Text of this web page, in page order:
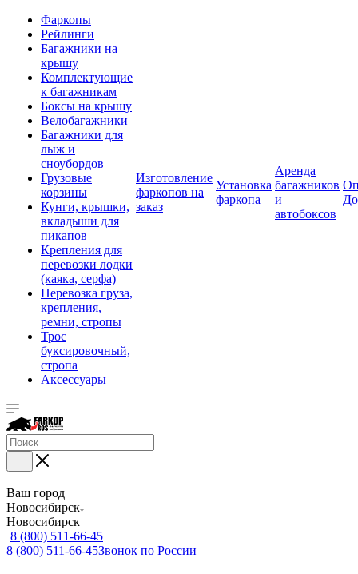
Фаркопы
Рейлинги
Багажники на
крышу
Комплектующие
к багажникам
Боксы на крышу
Велобагажники
Багажники для
лыж и
сноубордов
Грузовые
корзины
Кунги, крышки,
вкладыши для
пикапов
Крепления для
перевозки лодки
(каяка, серфа)
Перевозка груза,
крепления,
ремни, стропы
Трос
буксировочный,
стропа
Аксессуары
Изготовление
фаркопов на
заказ
Установка
фаркопа
Аренда
багажников
и
автобоксов
Ваш город
Новосибирск
Новосибирск
8 (800) 511-66-45
8 (800) 511-66-45Звонок по России